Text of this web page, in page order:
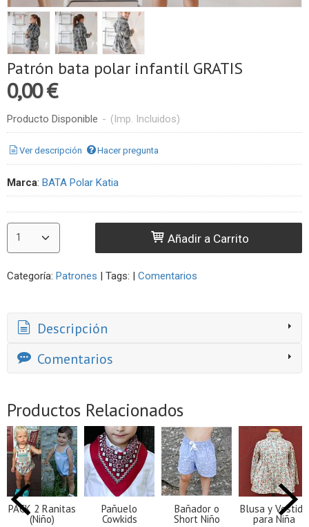
Patrón bata polar infantil GRATIS
0,00 €
Producto Disponible - (Imp. Incluidos)
Ver descripción Hacer pregunta
Marca: BATA Polar Katia
Añadir a Carrito
Categoría: Patrones | Tags: | Comentarios
Descripción
Comentarios
Productos Relacionados
PACK 2 Ranitas
(Niño)
Pañuelo
Cowkids
Bañador o
Short Niño
Blusa y Vestido
para Niña